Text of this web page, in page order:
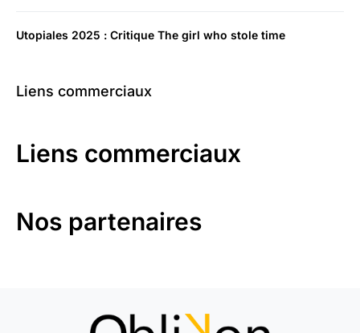
Utopiales 2025 : Critique The girl who stole time
Liens commerciaux
Liens commerciaux
Nos partenaires